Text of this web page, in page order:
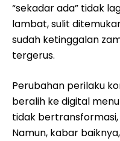
“sekadar ada” tidak
lambat, sulit
sudah ketinggalan
tergerus.
Perubahan perilaku
beralih ke digital
tidak
Namun, kabar